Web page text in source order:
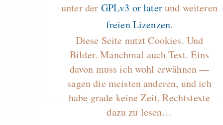
unter der GPLv3 or laterund weiteren
freien Lizenzen.
Diese Seite nutzt Cookies. Und
Bilder. Manchmal auch Text. Eins
davon muss ich wohl erwähnen —
sagen die meisten anderen, und ich
habe grade keine Zeit, Rechtstexte
dazu zu lesen…